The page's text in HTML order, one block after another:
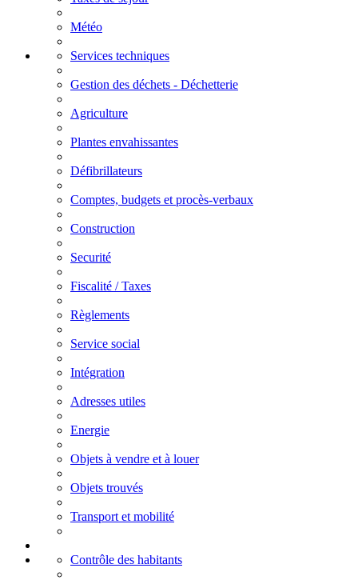
Météo
Services techniques
Gestion des déchets - Déchetterie
Agriculture
Plantes envahissantes
Défibrillateurs
Comptes, budgets et procès-verbaux
Construction
Securité
Fiscalité / Taxes
Règlements
Service social
Intégration
Adresses utiles
Energie
Objets à vendre et à louer
Objets trouvés
Transport et mobilité
Contrôle des habitants